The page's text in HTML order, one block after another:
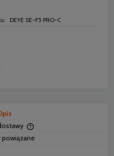
DEYE SE-F5 PRO-C
powiązane